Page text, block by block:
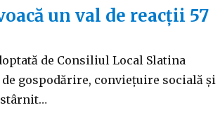
un val de reacții 57
de Consiliul Local Slatina
gospodărire, conviețuire socială și